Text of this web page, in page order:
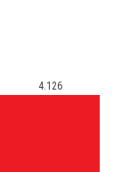
4.126